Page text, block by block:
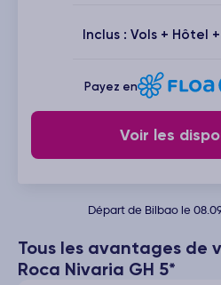
Tous les avantages de
Roca Nivaria GH 5*
Inclus : Vols + Hôtel
Payez en
Voir les
Départ de Bilbao le